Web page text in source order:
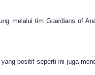
melalui tim Guardians of
positif seperti ini juga